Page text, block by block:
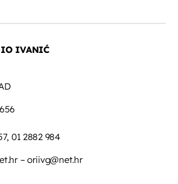
11:00
lokalne samouprave – Općina
11:30
IVANIĆ
01 2882 984
– oriivg@net.hr